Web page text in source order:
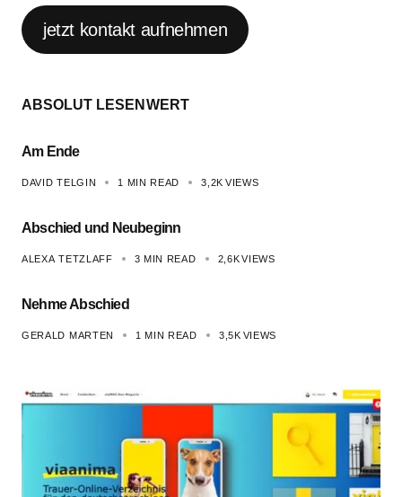
jetzt kontakt aufnehmen
ABSOLUT LESENWERT
Am Ende
DAVID TELGIN 1 MIN READ 3,2K VIEWS
Abschied und Neubeginn
ALEXA TETZLAFF 3 MIN READ 2,6KVIEWS
Nehme Abschied
GERALD MARTEN 1 MIN READ 3,5K VIEWS